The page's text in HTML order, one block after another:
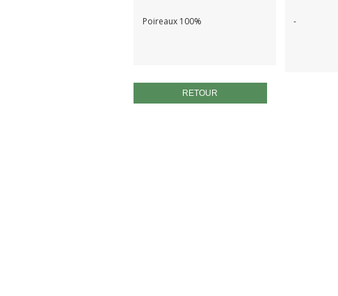
Poireaux 100% -
RETOUR